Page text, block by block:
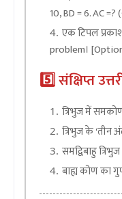
10, BD = 6. AC
एक टिपल
problem।
5️⃣ संक्षिप्त
त्रिभुज में
त्रिभुज के 'तीन
समद्विबाहु
बाह्य कोण का